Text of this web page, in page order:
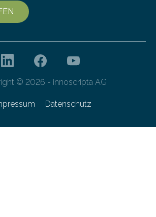
© 2026 - innoscripta AG
Datenschutz